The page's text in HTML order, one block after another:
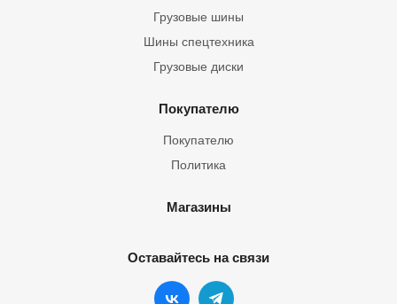
Грузовые шины
Шины спецтехника
Грузовые диски
Покупателю
Покупателю
Политика
Магазины
Оставайтесь на связи